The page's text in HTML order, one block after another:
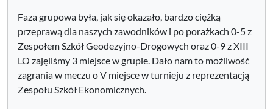
Faza grupowa była, jak się okazało, bardzo ciężką
przeprawą dla naszych zawodników i po porażkach 0-5 z
Zespołem Szkół Geodezyjno-Drogowych oraz 0-9 z XIII
LO zajęliśmy 3 miejsce w grupie. Dało nam to możliwość
zagrania w meczu o V miejsce w turnieju z reprezentacją
Zespołu Szkół Ekonomicznych.